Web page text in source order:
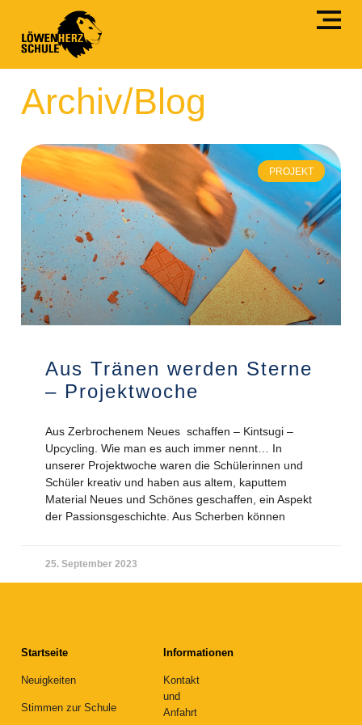
Archiv/Blog
PROJEKT
Aus Tränen werden Sterne
– Projektwoche
Aus Zerbrochenem Neues schaffen – Kintsugi –
Upcycling. Wie man es auch immer nennt… In
unserer Projektwoche waren die Schülerinnen und
Schüler kreativ und haben aus altem, kaputtem
Material Neues und Schönes geschaffen, ein Aspekt
der Passionsgeschichte. Aus Scherben können
25. September 2023
Startseite
Neuigkeiten
Stimmen zur Schule
Informationen
Kontakt
und
Anfahrt